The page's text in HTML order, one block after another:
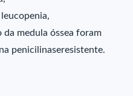
da medula óssea foram
penicilinaseresistente.